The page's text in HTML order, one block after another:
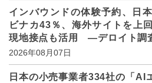
インバウンドの体験予約、日
ビナカ43％、海外サイトを上
現地接点も活用 ―デロイト調
2026年08月07日
日本の小売事業者334社の「AI